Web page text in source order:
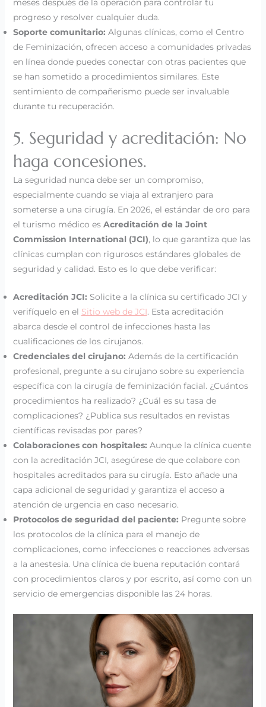
meses después de la operación para controlar tu
progreso y resolver cualquier duda.
Soporte comunitario: Algunas clínicas, como el Centro
de Feminización, ofrecen acceso a comunidades privadas
en línea donde puedes conectar con otras pacientes que
se han sometido a procedimientos similares. Este
sentimiento de compañerismo puede ser invaluable
durante tu recuperación.
5. Seguridad y acreditación: No
haga concesiones.
La seguridad nunca debe ser un compromiso,
especialmente cuando se viaja al extranjero para
someterse a una cirugía. En 2026, el estándar de oro para
el turismo médico es Acreditación de la Joint
Commission International (JCI), lo que garantiza que las
clínicas cumplan con rigurosos estándares globales de
seguridad y calidad. Esto es lo que debe verificar:
Acreditación JCI: Solicite a la clínica su certificado JCI y
verifíquelo en el Sitio web de JCI. Esta acreditación
abarca desde el control de infecciones hasta las
cualificaciones de los cirujanos.
Credenciales del cirujano: Además de la certificación
profesional, pregunte a su cirujano sobre su experiencia
específica con la cirugía de feminización facial. ¿Cuántos
procedimientos ha realizado? ¿Cuál es su tasa de
complicaciones? ¿Publica sus resultados en revistas
científicas revisadas por pares?
Colaboraciones con hospitales: Aunque la clínica cuente
con la acreditación JCI, asegúrese de que colabore con
hospitales acreditados para su cirugía. Esto añade una
capa adicional de seguridad y garantiza el acceso a
atención de urgencia en caso necesario.
Protocolos de seguridad del paciente: Pregunte sobre
los protocolos de la clínica para el manejo de
complicaciones, como infecciones o reacciones adversas
a la anestesia. Una clínica de buena reputación contará
con procedimientos claros y por escrito, así como con un
servicio de emergencias disponible las 24 horas.